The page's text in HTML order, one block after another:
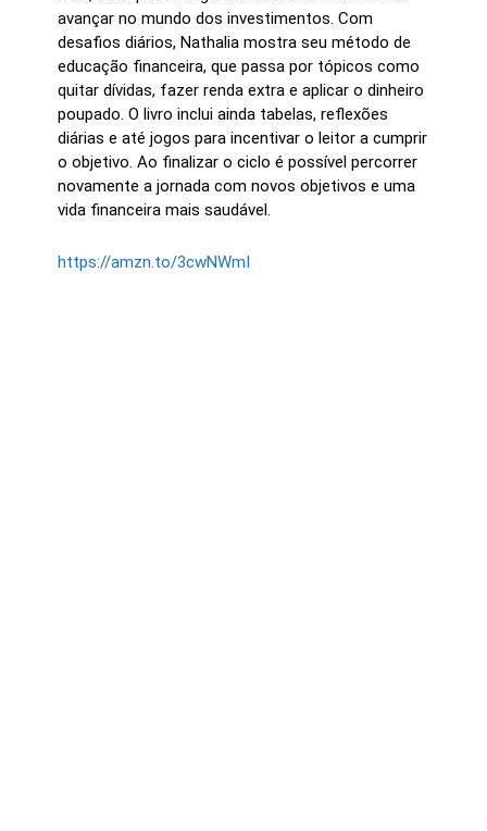
avançar no mundo dos investimentos. Com
desafios diários, Nathalia mostra seu método de
educação financeira, que passa por tópicos como
quitar dívidas, fazer renda extra e aplicar o dinheiro
poupado. O livro inclui ainda tabelas, reflexões
diárias e até jogos para incentivar o leitor a cumprir
o objetivo. Ao finalizar o ciclo é possível percorrer
novamente a jornada com novos objetivos e uma
vida financeira mais saudável.
https://amzn.to/3cwNWmI